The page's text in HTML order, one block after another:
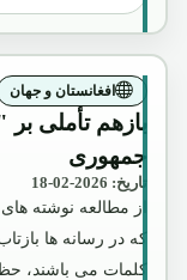
افغانستان و جهان
بازهم تأملی بر
جمهوری
تاریخ: 2026-02-18
از مطالعه نوشته
که در رسانه ها
کلمات می باشند،